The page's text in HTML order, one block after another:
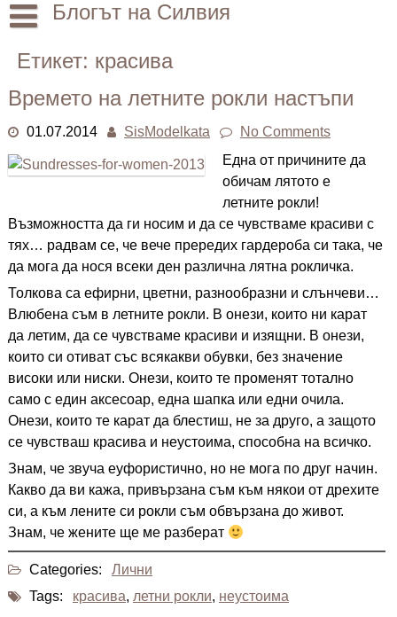
Skip
to
Блогът на Силвия
Етикет: красива
Времето на летните рокли настъпи
01.07.2014 SisModelkata
No Comments
Една от причините да
обичам лятото е
летните рокли!
Възможността да ги носим и да се чувстваме красиви с
тях… радвам се, че вече прередих гардероба си така, че
да мога да нося всеки ден различна лятна рокличка.
Толкова са ефирни, цветни, разнообразни и слънчеви…
Влюбена съм в летните рокли. В онези, които ни карат
да летим, да се чувстваме красиви и изящни. В онези,
които си отиват със всякакви обувки, без значение
високи или ниски. Онези, които те променят тотално
само с един аксесоар, една шапка или едни очила.
Онези, които те карат да блестиш, не за друго, а защото
се чувстваш красива и неустоима, способна на всичко.
Знам, че звуча еуфористично, но не мога по друг начин.
Какво да ви кажа, привързана съм към някои от дрехите
си, а към лените си рокли съм обвързана до живот.
Знам, че жените ще ме разберат
Categories:
Лични
Tags:
красива, летни рокли, неустоима